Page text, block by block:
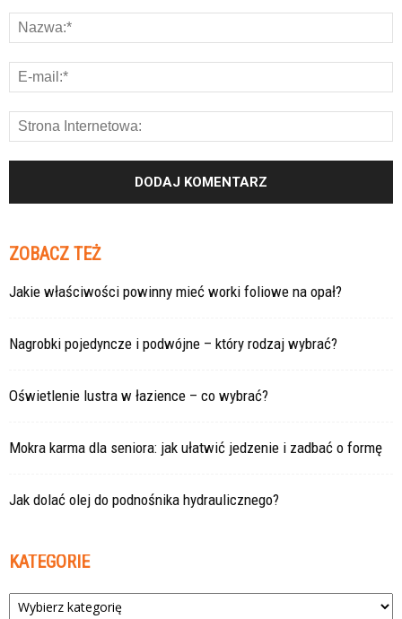
ZOBACZ TEŻ
Jakie właściwości powinny mieć worki foliowe na opał?
Nagrobki pojedyncze i podwójne – który rodzaj wybrać?
Oświetlenie lustra w łazience – co wybrać?
Mokra karma dla seniora: jak ułatwić jedzenie i zadbać o formę
Jak dolać olej do podnośnika hydraulicznego?
KATEGORIE
Kategorie